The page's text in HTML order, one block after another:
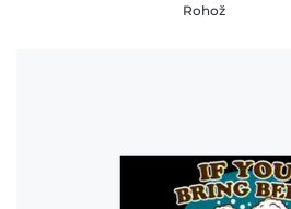
Rohož